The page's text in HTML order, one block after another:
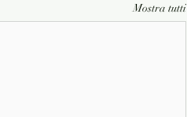
Mostra tutti